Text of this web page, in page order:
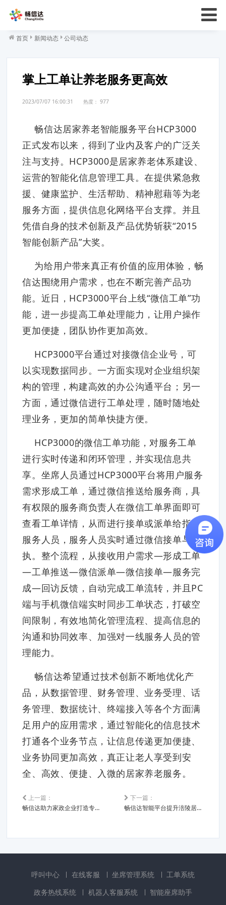
首页 新闻动态 公司动态
掌上工单让养老服务更高效
2023/07/07 16:00:31 热度：977
畅信达居家养老智能服务平台HCP3000
正式发布以来，得到了业内及客户的广泛关
注与支持。HCP3000是居家养老体系建设、
运营的智能化信息管理工具。在提供紧急救
援、健康监护、生活帮助、精神慰藉等为老
服务方面，提供信息化网络平台支撑。并且
凭借自身的技术创新及产品优势斩获“2015
智能创新产品”大奖。
为给用户带来真正有价值的应用体验，畅
信达围绕用户需求，也在不断完善产品功
能。近日，HCP3000平台上线“微信工单”功
能，进一步提高工单处理能力，让用户操作
更加便捷，团队协作更加高效。
HCP3000平台通过对接微信企业号，可
以实现数据同步。一方面实现对企业组织架
构的管理，构建高效的办公沟通平台；另一
方面，通过微信进行工单处理，随时随地处
理业务，更加的简单快捷方便。
HCP3000的微信工单功能，对服务工单
进行实时传递和闭环管理，并实现信息共
享。坐席人员通过HCP3000平台将用户服务
需求形成工单，通过微信推送给服务商，具
有权限的服务商负责人在微信工单界面即可
查看工单详情，从而进行接单或派单给指定
服务人员，服务人员实时通过微信接单与回
执。整个流程，从接收用户需求—形成工单
—工单推送—微信派单—微信接单—服务完
成—回访反馈，自动完成工单流转，并且PC
端与手机微信端实时同步工单状态，打破空
间限制，有效地简化管理流程、提高信息的
沟通和协同效率、加强对一线服务人员的管
理能力。
畅信达希望通过技术创新不断地优化产
品，从数据管理、财务管理、业务受理、话
务管理、数据统计、终端接入等各个方面满
足用户的应用需求，通过智能化的信息技术
打通各个业务节点，让信息传递更加便捷、
业务协同更加高效，真正让老人享受到安
全、高效、便捷、入微的居家养老服务。
上一篇：
畅信达助力家政企业打造专属智能服务平台
下一篇：
畅信达智能平台提升涪陵居家养老服务效率
呼叫中心 在线客服 坐席管理系统
工单系统
政务热线系统
机器人客服系统
智能座席助手